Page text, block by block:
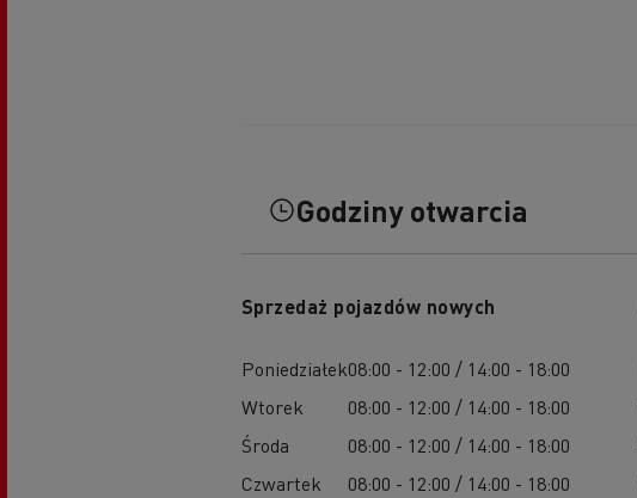
Godziny otwarcia
Sprzedaż pojazdów nowych
Poniedziałek08:00 - 12:00 / 14:00 - 18:00
Wtorek
08:00 - 12:00 / 14:00 - 18:00
Środa
08:00 - 12:00 / 14:00 - 18:00
Czwartek
08:00 - 12:00 / 14:00 - 18:00